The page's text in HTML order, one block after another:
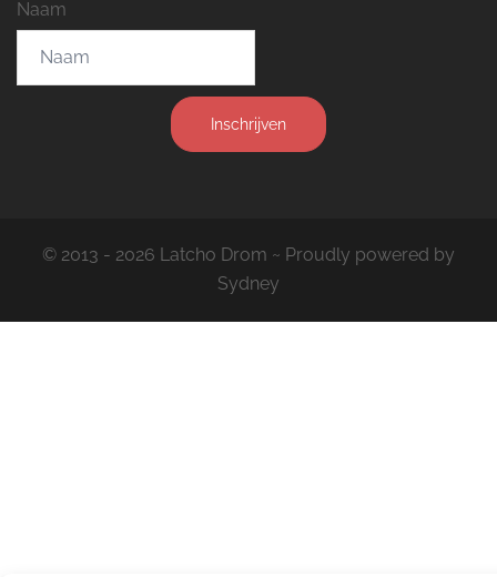
Naam
Inschrijven
© 2013 - 2026 Latcho Drom ~ Proudly powered by
Sydney